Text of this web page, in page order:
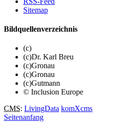
Sitemap
Bildquellenverzeichnis
(c)
(c)Dr. Karl Breu
(c)Gronau
(c)Gronau
(c)Gutmann
© Inclusion Europe
CMS: LivingData komXcms
Seitenanfang